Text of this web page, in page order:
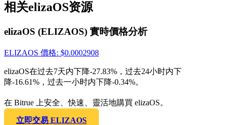
相关elizaOS资源
elizaOS (ELIZAOS) 實時價格分析
ELIZAOS 價格: $0.0002908
elizaOS在过去7天内下降-27.83%，过去24小时内下
降-16.61%，过去一小时内下降-0.34%。
在 Bitrue 上安全、快速、靈活地購買 elizaOS。
立即交易 ELIZAOS